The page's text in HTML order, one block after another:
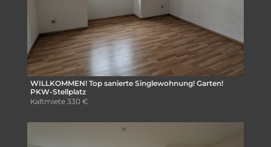
WILLKOMMEN! Top sanierte Singlewohnung! Garten!
PKW-Stellplatz
Kaltmiete 330 €